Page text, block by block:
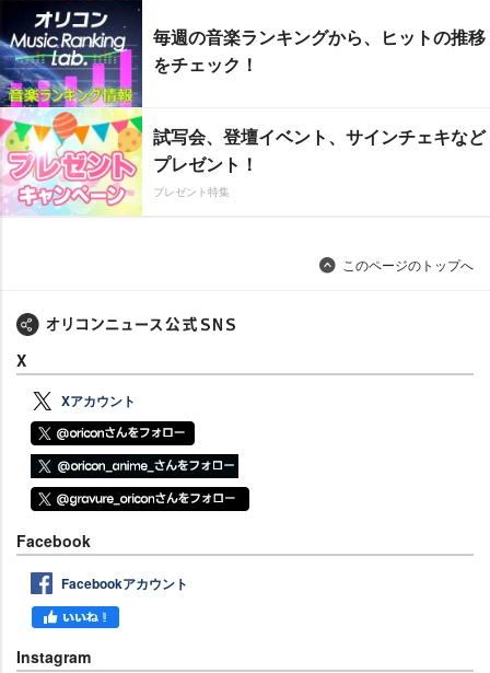
毎週の音楽ランキングから、ヒットの推移
をチェック！
試写会、登壇イベント、サインチェキなど
プレゼント！
プレゼント特集
このページのトップへ
X
Xアカウント
Facebook
Facebookアカウント
Instagram